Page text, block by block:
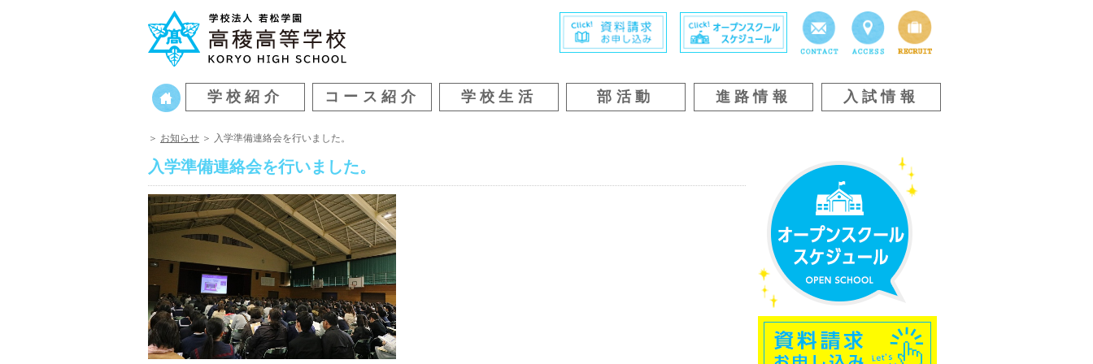
学校紹介 コース紹介 学校生活 部活動 進路情報 入試情報
＞ お知らせ ＞ 入学準備連絡会を行いました。
入学準備連絡会を行いました。